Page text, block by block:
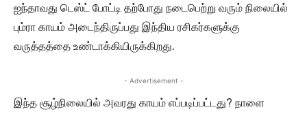
ஐந்தாவது டெஸ்ட் போட்டி தற்போது நடைபெற்று வரும் நிலையில்
பும்ரா காயம் அடைந்திருப்பது இந்திய ரசிகர்களுக்கு
வருத்தத்தை உண்டாக்கியிருக்கிறது.
- Advertisement -
இந்த சூழ்நிலையில் அவரது காயம் எப்படிப்பட்டது? நாளை